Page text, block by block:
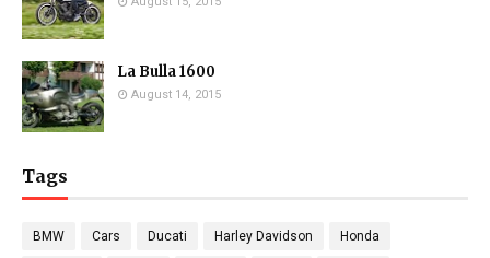
La Bulla 1600
August 14, 2015
Tags
BMW Cars Ducati Harley Davidson Honda